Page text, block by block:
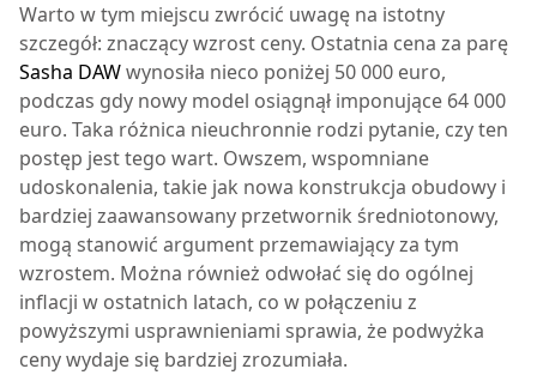
Warto w tym miejscu zwrócić uwagę na istotny
szczegół: znaczący wzrost ceny. Ostatnia cena za parę
Sasha DAWwynosiła nieco poniżej 50 000 euro,
podczas gdy nowy model osiągnął imponujące 64 000
euro. Taka różnica nieuchronnie rodzi pytanie, czy ten
postęp jest tego wart. Owszem, wspomniane
udoskonalenia, takie jak nowa konstrukcja obudowy i
bardziej zaawansowany przetwornik średniotonowy,
mogą stanowić argument przemawiający za tym
wzrostem. Można również odwołać się do ogólnej
inflacji w ostatnich latach, co w połączeniu z
powyższymi usprawnieniami sprawia, że podwyżka
ceny wydaje się bardziej zrozumiała.